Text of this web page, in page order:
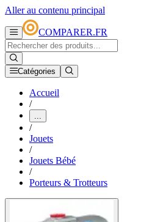
Aller au contenu principal
COMPARER.FR
Catégories
Accueil
/
...
/
Jouets
/
Jouets Bébé
/
Porteurs & Trotteurs